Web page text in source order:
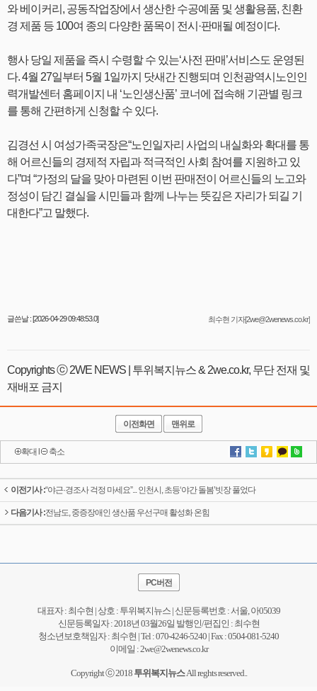
와 베이커리, 공동작업장에서 생산한 수공예품 및 생활용품, 친환
경 제품 등 100여 종의 다양한 품목이 전시·판매될 예정이다.
행사 당일 제품을 즉시 수령할 수 있는‘사전 판매’서비스도 운영된
다. 4월 27일부터 5월 1일까지 닷새간 진행되며 인천광역시노인인
력개발센터 홈페이지 내 ‘노인생산품’ 코너에 접속해 기관별 링크
를 통해 간편하게 신청할 수 있다.
김경선 시 여성가족국장은“노인일자리 사업의 내실화와 확대를 통
해 어르신들의 경제적 자립과 적극적인 사회 참여를 지원하고 있
다”며 “가정의 달을 맞아 마련된 이번 판매전이 어르신들의 노고와
정성이 담긴 결실을 시민들과 함께 나누는 뜻깊은 자리가 되길 기
대한다”고 말했다.
글쓴날 : [2026-04-29 09:48:53.0] 최수현 기자[2we@2wenews.co.kr]
Copyrights ⓒ 2WE NEWS | 투위복지뉴스 & 2we.co.kr, 무단 전재 및
재배포 금지
이전화면 맨위로
확대 축소
이전기사 :“야근·경조사 걱정 마세요”... 인천시, 초등‘야간 돌봄’빗장 풀었다
다음기사 :전남도, 중증장애인 생산품 우선구매 활성화 온힘
PC버전
대표자 : 최수현 | 상호 : 투위복지뉴스 | 신문등록번호 : 서울, 아05039
신문등록일자 : 2018년 03월26일 발행인/편집인 : 최수현
청소년보호책임자 : 최수현 | Tel : 070-4246-5240 | Fax : 0504-081-5240
이메일 : 2we@2wenews.co.kr
Copyright ⓒ 2018 투위복지뉴스All reghts reserved..